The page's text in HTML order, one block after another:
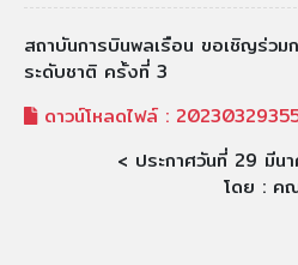
สถาบันการบินพลเรือน ขอเชิญร่วม
ระดับชาติ ครั้งที่ 3
ดาวน์โหลดไฟล์ :
< ประกาศวันที่ 29 มีน
โดย : คณ